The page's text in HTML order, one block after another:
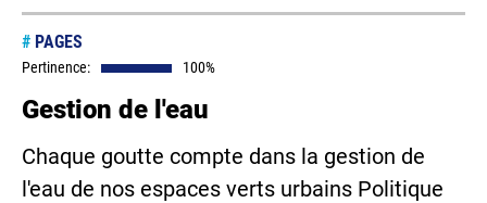
# PAGES
Pertinence: 100%
Gestion de l'eau
Chaque goutte compte dans la gestion de
l'eau de nos espaces verts urbains Politique